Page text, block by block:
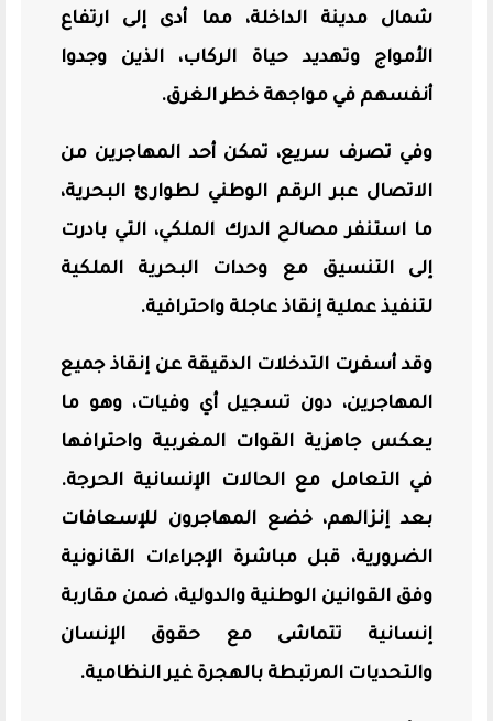
شمال مدينة الداخلة، مما أدى إلى ارتفاع
الأمواج وتهديد حياة الركاب، الذين وجدوا
أنفسهم في مواجهة خطر الغرق.
وفي تصرف سريع، تمكن أحد المهاجرين من
الاتصال عبر الرقم الوطني لطوارئ البحرية،
ما استنفر مصالح الدرك الملكي، التي بادرت
إلى التنسيق مع وحدات البحرية الملكية
لتنفيذ عملية إنقاذ عاجلة واحترافية.
وقد أسفرت التدخلات الدقيقة عن إنقاذ جميع
المهاجرين، دون تسجيل أي وفيات، وهو ما
يعكس جاهزية القوات المغربية واحترافها
في التعامل مع الحالات الإنسانية الحرجة.
بعد إنزالهم، خضع المهاجرون للإسعافات
الضرورية، قبل مباشرة الإجراءات القانونية
وفق القوانين الوطنية والدولية، ضمن مقاربة
إنسانية تتماشى مع حقوق الإنسان
والتحديات المرتبطة بالهجرة غير النظامية.